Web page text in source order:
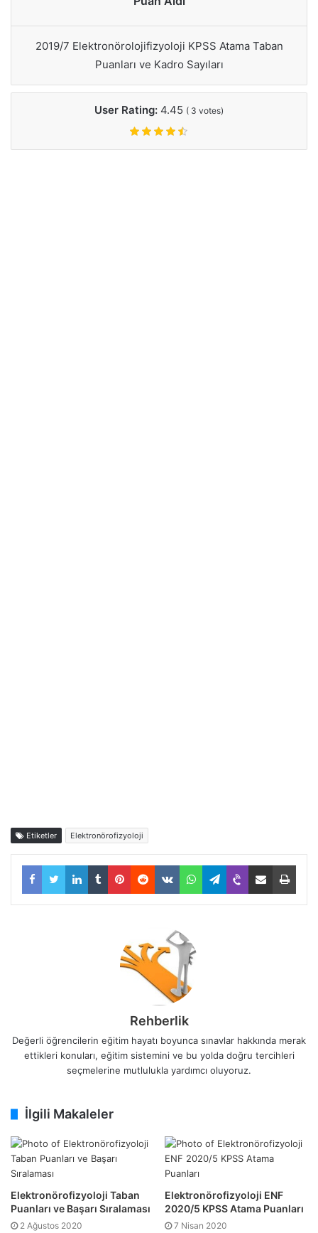
2019/7 Elektronörolojifizyoloji KPSS Atama Taban
Puanları ve Kadro Sayıları
User Rating: 4.45 ( 3 votes)
Etiketler Elektronörofizyoloji
Facebook
TwitterLinkedIn
TumblrPinterest
RedditVKontakteWhatsAppTelegram
ViberE-Posta ile paylaş
Rehberlik
Değerli öğrencilerin eğitim hayatı boyunca sınavlar hakkında merak
ettikleri konuları, eğitim sistemini ve bu yolda doğru tercihleri
seçmelerine mutlulukla yardımcı oluyoruz.
İlgili Makaleler
Elektronörofizyoloji Taban
Puanları ve Başarı Sıralaması
2 Ağustos 2020
Elektronörofizyoloji ENF
2020/5 KPSS Atama Puanları
7 Nisan 2020